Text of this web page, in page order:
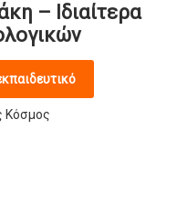
– Ιδιαίτερα
Κόσμος